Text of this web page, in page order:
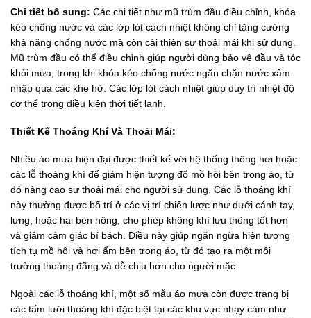
Chi tiết bổ sung: Các chi tiết như mũ trùm đầu điều chỉnh, khóa
kéo chống nước và các lớp lót cách nhiệt không chỉ tăng cường
khả năng chống nước mà còn cải thiện sự thoải mái khi sử dụng.
Mũ trùm đầu có thể điều chỉnh giúp người dùng bảo vệ đầu và tóc
khỏi mưa, trong khi khóa kéo chống nước ngăn chặn nước xâm
nhập qua các khe hở. Các lớp lót cách nhiệt giúp duy trì nhiệt độ
cơ thể trong điều kiện thời tiết lạnh.
Thiết Kế Thoáng Khí Và Thoải Mái:
Nhiều áo mưa hiện đại được thiết kế với hệ thống thông hơi hoặc
các lỗ thoáng khí để giảm hiện tượng đổ mồ hôi bên trong áo, từ
đó nâng cao sự thoải mái cho người sử dụng. Các lỗ thoáng khí
này thường được bố trí ở các vị trí chiến lược như dưới cánh tay,
lưng, hoặc hai bên hông, cho phép không khí lưu thông tốt hơn
và giảm cảm giác bí bách. Điều này giúp ngăn ngừa hiện tượng
tích tụ mồ hôi và hơi ẩm bên trong áo, từ đó tạo ra một môi
trường thoáng đãng và dễ chịu hơn cho người mặc.
Ngoài các lỗ thoáng khí, một số mẫu áo mưa còn được trang bị
các tấm lưới thoáng khí đặc biệt tại các khu vực nhạy cảm như